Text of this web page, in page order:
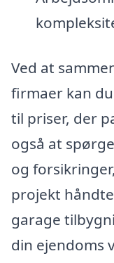
Ved at
firmaer kan
til priser, der
også at
og
projekt
garage
din ejendoms